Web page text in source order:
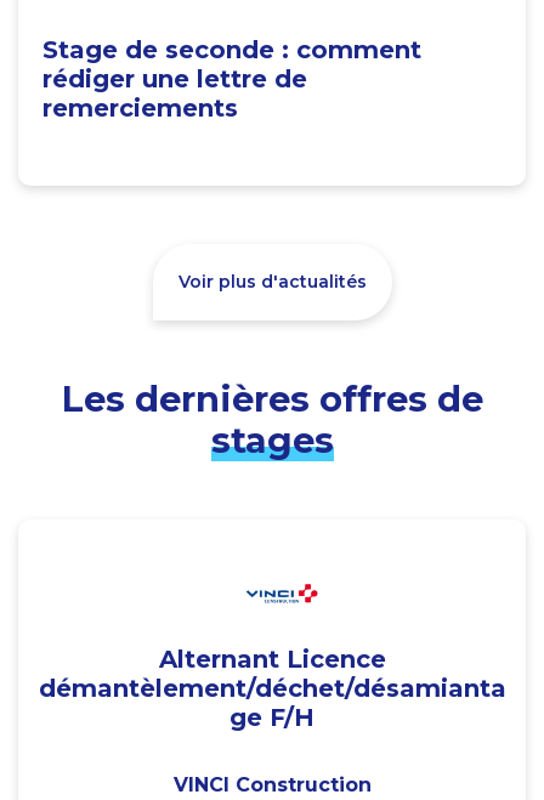
Stage de seconde : comment
rédiger une lettre de
remerciements
Voir plus d'actualités
Les dernières offres de
stages
Alternant Licence
démantèlement/déchet/désamianta
ge F/H
VINCI Construction